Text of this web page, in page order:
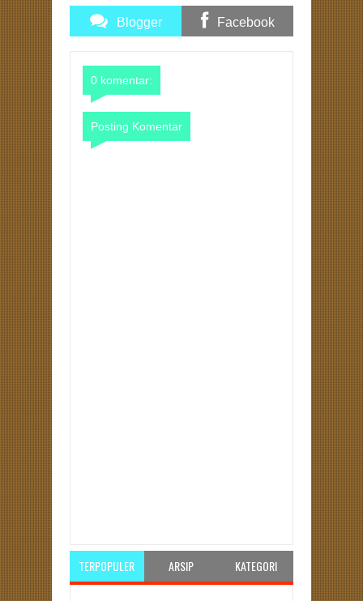
Blogger Facebook
0 komentar:
Posting Komentar
TERPOPULER ARSIP KATEGORI